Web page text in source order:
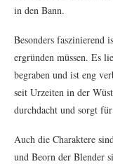
in den Bann.
Besonders faszinierend
ergründen müssen. Es
begraben und ist eng
seit Urzeiten in der
durchdacht und sorgt
Auch die Charaktere
und Beorn der Blender